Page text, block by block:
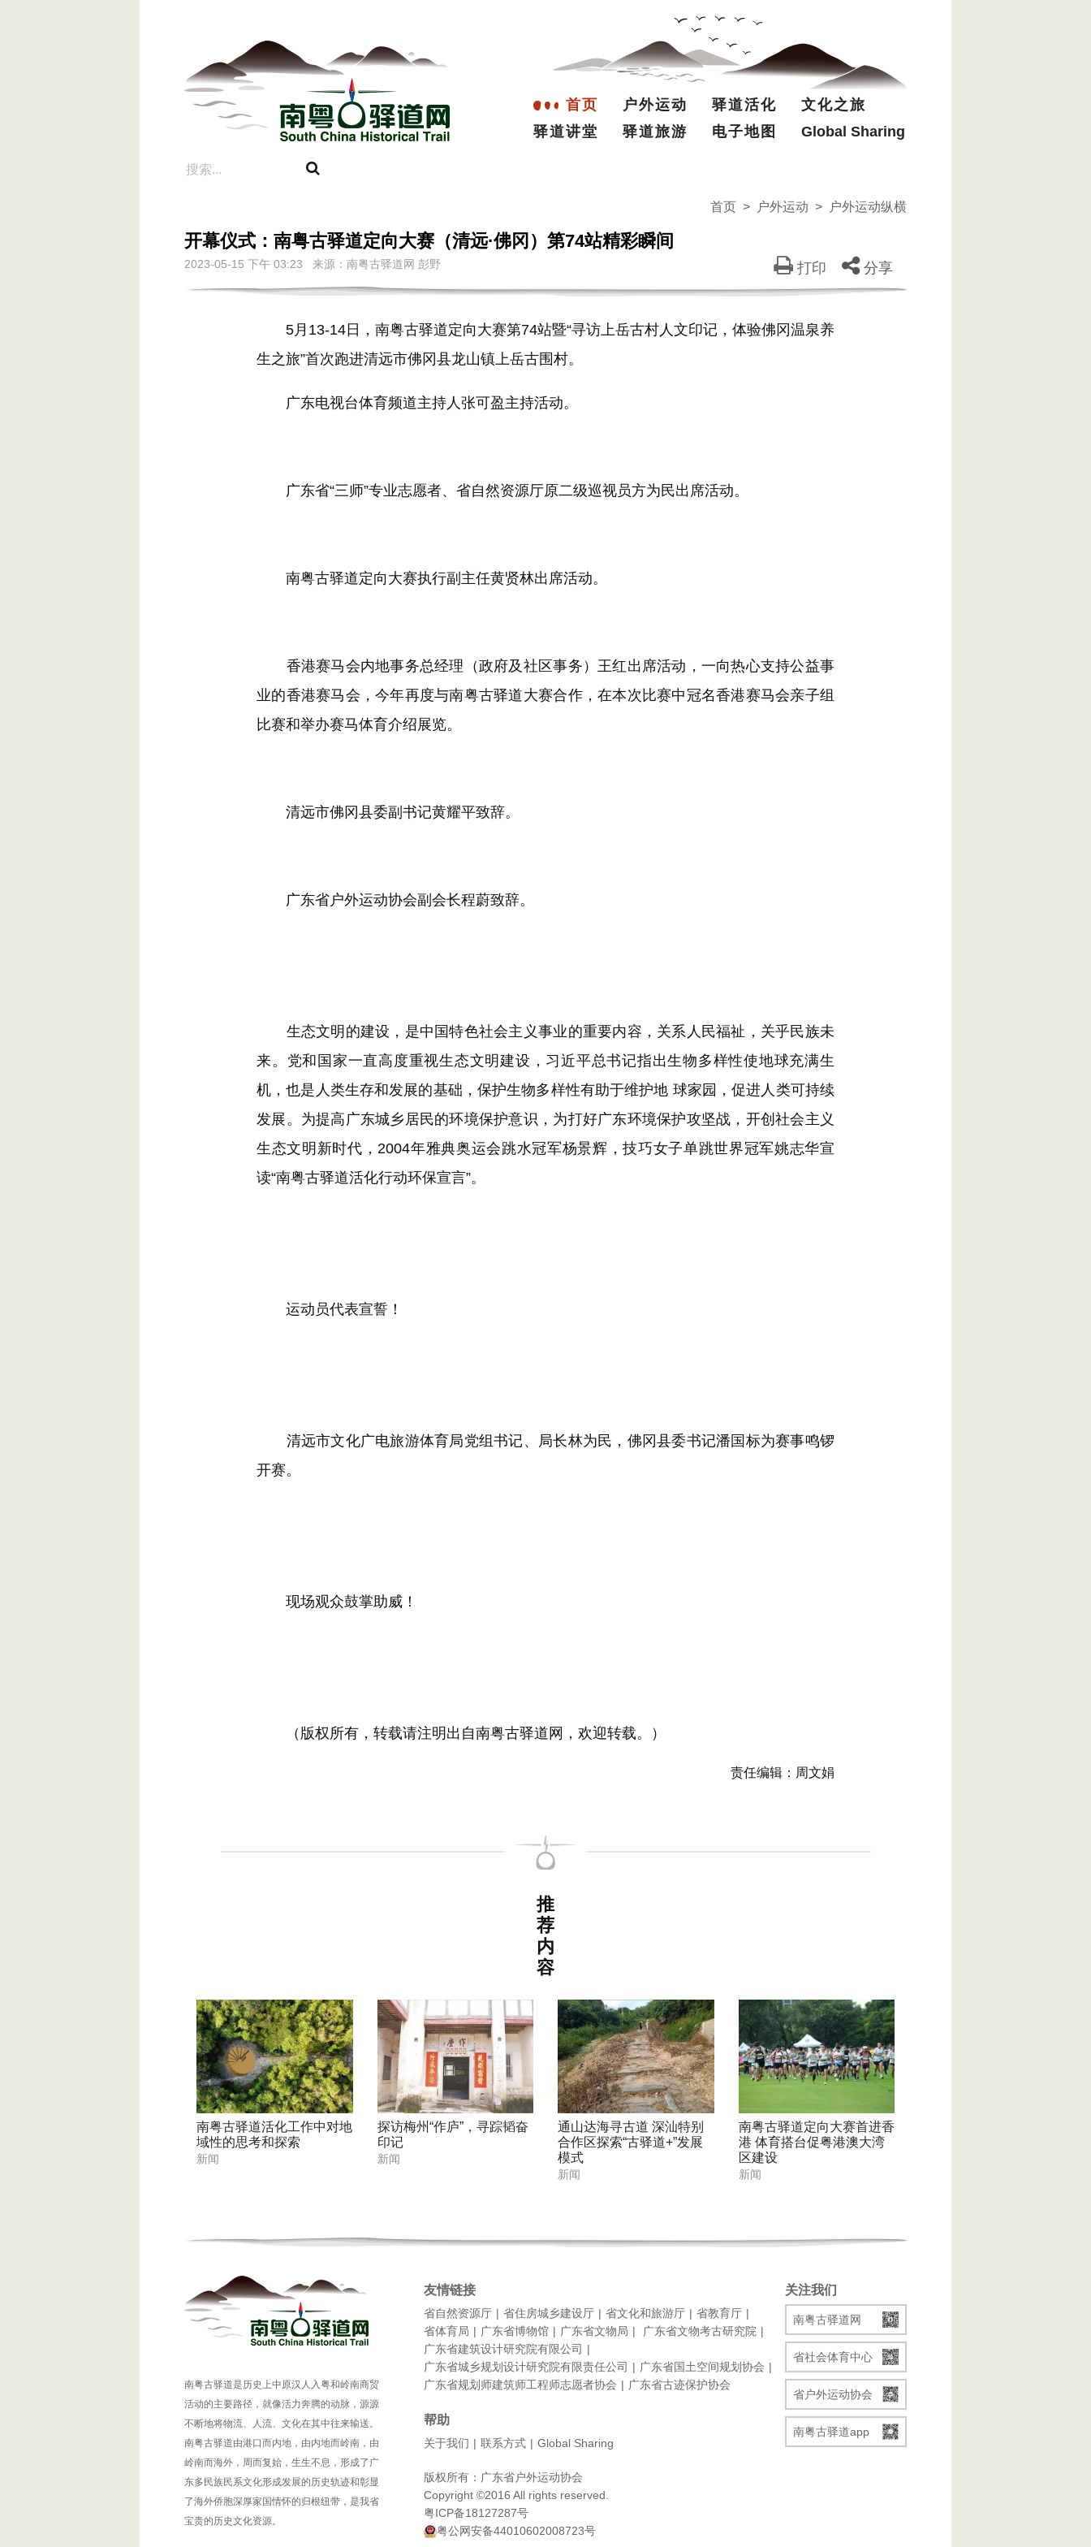
首页 户外运动 驿道活化
文化之旅
驿道讲堂
驿道旅游 电子地图 Global Sharing
首页 > 户外运动 > 户外运动纵横
开幕仪式：南粤古驿道定向大赛（清远·佛冈）第74站精彩瞬间
2023-05-15 下午 03:23 来源：南粤古驿道网 彭野 打印 分享
5月13-14日，南粤古驿道定向大赛第74站暨“寻访上岳古村人文印记，体验佛冈温泉养
生之旅”首次跑进清远市佛冈县龙山镇上岳古围村。
广东电视台体育频道主持人张可盈主持活动。
广东省“三师”专业志愿者、省自然资源厅原二级巡视员方为民出席活动。
南粤古驿道定向大赛执行副主任黄贤林出席活动。
香港赛马会内地事务总经理（政府及社区事务）王红出席活动，一向热心支持公益事
业的香港赛马会，今年再度与南粤古驿道大赛合作，在本次比赛中冠名香港赛马会亲子组
比赛和举办赛马体育介绍展览。
清远市佛冈县委副书记黄耀平致辞。
广东省户外运动协会副会长程蔚致辞。
生态文明的建设，是中国特色社会主义事业的重要内容，关系人民福祉，关乎民族未
来。党和国家一直高度重视生态文明建设，习近平总书记指出生物多样性使地球充满生
机，也是人类生存和发展的基础，保护生物多样性有助于维护地 球家园，促进人类可持续
发展。为提高广东城乡居民的环境保护意识，为打好广东环境保护攻坚战，开创社会主义
生态文明新时代，2004年雅典奥运会跳水冠军杨景辉，技巧女子单跳世界冠军姚志华宣
读“南粤古驿道活化行动环保宣言”。
运动员代表宣誓！
清远市文化广电旅游体育局党组书记、局长林为民，佛冈县委书记潘国标为赛事鸣锣
开赛。
现场观众鼓掌助威！
（版权所有，转载请注明出自南粤古驿道网，欢迎转载。）
责任编辑：周文娟
推
荐
内
容
南粤古驿道活化工作中对地
域性的思考和探索
新闻
探访梅州“作庐”，寻踪韬奋
印记
新闻
通山达海寻古道 深汕特别
合作区探索“古驿道+”发展
模式
新闻
南粤古驿道定向大赛首进香
港 体育搭台促粤港澳大湾
区建设
新闻
南粤古驿道是历史上中原汉人入粤和岭南商贸
活动的主要路径，就像活力奔腾的动脉，源源
不断地将物流、人流、文化在其中往来输送。
南粤古驿道由港口而内地，由内地而岭南，由
岭南而海外，周而复始，生生不息，形成了广
东多民族民系文化形成发展的历史轨迹和彰显
了海外侨胞深厚家国情怀的归根纽带，是我省
宝贵的历史文化资源。
关注我们
南粤古驿道网
省社会体育中心
省户外运动协会
南粤古驿道app
友情链接
省自然资源厅 省住房城乡建设厅 省文化和旅游厅
省教育厅
省体育局
广东省博物馆 广东省文物局
广东省文物考古研究院
广东省建筑设计研究院有限公司
广东省城乡规划设计研究院有限责任公司
广东省国土空间规划协会
广东省规划师建筑师工程师志愿者协会
广东省古迹保护协会
帮助
关于我们 联系方式 Global Sharing
版权所有：广东省户外运动协会
Copyright ©2016 All rights reserved.
粤ICP备18127287号
粤公网安备44010602008723号